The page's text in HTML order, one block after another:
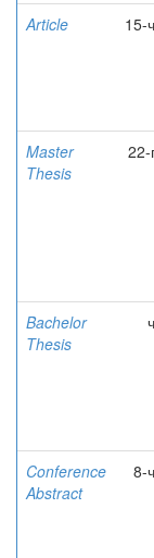
Article 15-
Master
Thesis
22-
Bachelor
Thesis
Conference
Abstract
8-